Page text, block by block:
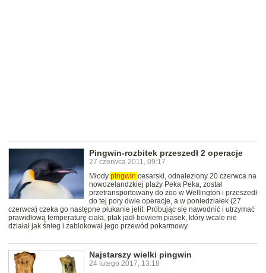
Pingwin-rozbitek przeszedł 2 operacje
27 czerwca 2011, 09:17
Młody pingwin cesarski, odnaleziony 20 czerwca na
nowozelandzkiej plaży Peka Peka, został
przetransportowany do zoo w Wellington i przeszedł
do tej pory dwie operacje, a w poniedziałek (27
czerwca) czeka go następne płukanie jelit. Próbując się nawodnić i utrzymać
prawidłową temperaturę ciała, ptak jadł bowiem piasek, który wcale nie
działał jak śnieg i zablokował jego przewód pokarmowy.
Najstarszy wielki pingwin
24 lutego 2017, 13:18